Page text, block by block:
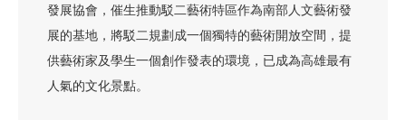
發展協會，催生推動駁二藝術特區作為南部人文藝術發
展的基地，將駁二規劃成一個獨特的藝術開放空間，提
供藝術家及學生一個創作發表的環境，已成為高雄最有
人氣的文化景點。